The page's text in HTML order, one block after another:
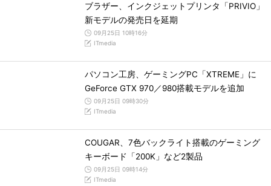
ブラザー、インクジェットプリンタ「PRIVIO」
新モデルの発売日を延期
09月25日 10時16分
ITmedia
パソコン工房、ゲーミングPC「XTREME」に
GeForce GTX 970／980搭載モデルを追加
09月25日 09時30分
ITmedia
COUGAR、7色バックライト搭載のゲーミング
キーボード「200K」など2製品
09月25日 09時14分
ITmedia